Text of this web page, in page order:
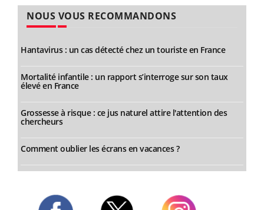
NOUS VOUS RECOMMANDONS
Hantavirus : un cas détecté chez un touriste en France
Mortalité infantile : un rapport s’interroge sur son taux
élevé en France
Grossesse à risque : ce jus naturel attire l'attention des
chercheurs
Comment oublier les écrans en vacances ?